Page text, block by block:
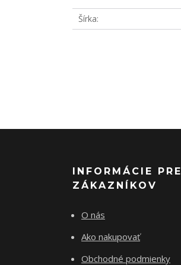
Šírka
INFORMÁCIE PRE
ZÁKAZNÍKOV
O nás
Ako nakupovať
Obchodné podmienky